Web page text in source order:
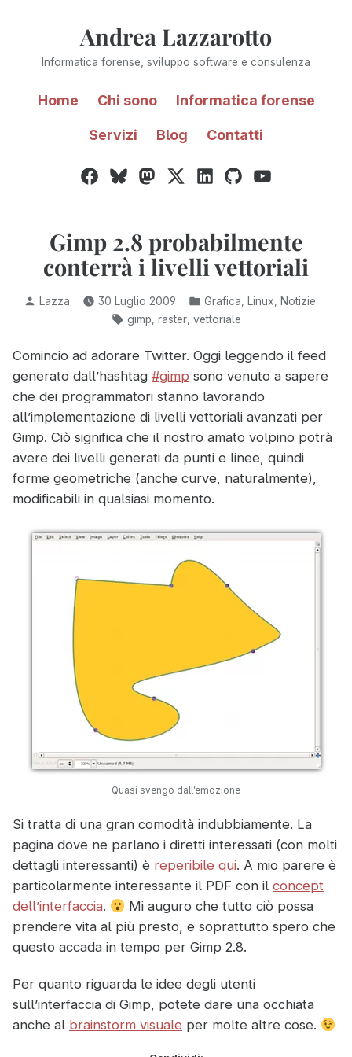
Andrea Lazzarotto
Informatica forense, sviluppo software e consulenza
Home Chi sono Informatica forense
Servizi Blog Contatti
Facebook
BlueskyMastodon
TwitterLinkedInGitHubYouTube
Gimp 2.8 probabilmente
conterrà i livelli vettoriali
Pubblicato
Lazza 30 Luglio 2009
Pubblicato
in:
Grafica Linux
Notizie
Tag:
gimp raster, vettoriale
Comincio ad adorare Twitter. Oggi leggendo il feed
generato dall’hashtag #gimp sono venuto a sapere
che dei programmatori stanno lavorando
all’implementazione di livelli vettoriali avanzati per
Gimp. Ciò significa che il nostro amato volpino potrà
avere dei livelli generati da punti e linee, quindi
forme geometriche (anche curve, naturalmente),
modificabili in qualsiasi momento.
Quasi svengo dall’emozione
Si tratta di una gran comodità indubbiamente. La
pagina dove ne parlano i diretti interessati (con molti
dettagli interessanti) è reperibile qui. A mio parere è
particolarmente interessante il PDF con il concept
dell’interfaccia.
Mi auguro che tutto ciò possa
prendere vita al più presto, e soprattutto spero che
questo accada in tempo per Gimp 2.8.
Per quanto riguarda le idee degli utenti
sull’interfaccia di Gimp, potete dare una occhiata
anche al brainstorm visuale per molte altre cose.